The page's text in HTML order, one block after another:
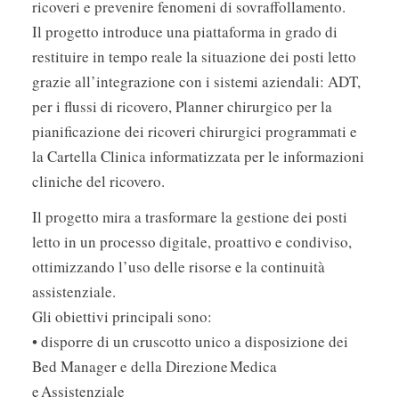
ricoveri e prevenire fenomeni di sovraffollamento.
Il progetto introduce una piattaforma in grado di
restituire in tempo reale la situazione dei posti letto
grazie all’integrazione con i sistemi aziendali: ADT,
per i flussi di ricovero, Planner chirurgico per la
pianificazione dei ricoveri chirurgici programmati e
la Cartella Clinica informatizzata per le informazioni
cliniche del ricovero.
Il progetto mira a trasformare la gestione dei posti
letto in un processo digitale, proattivo e condiviso,
ottimizzando l’uso delle risorse e la continuità
assistenziale.
Gli obiettivi principali sono:
• disporre di un cruscotto unico a disposizione dei
Bed Manager e della Direzione Medica
e Assistenziale